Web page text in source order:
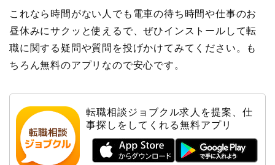
これなら時間がない人でも電車の待ち時間や仕事のお
昼休みにサクッと使えるで、ぜひインストールして転
職に関する疑問や質問を投げかけてみてください。も
ちろん無料のアプリなので安心です。
転職相談ジョブクル求人を提案、仕
事探しをしてくれる無料アプリ